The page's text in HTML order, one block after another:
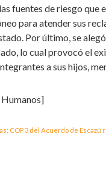
fuentes de riesgo que
para atender sus
Por último, se
lo cual provocó el
a sus hijos,